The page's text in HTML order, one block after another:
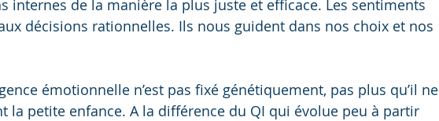
internes de la manière la plus juste et efficace. Les sentiments
décisions rationnelles. Ils nous guident dans nos choix et nos
émotionnelle n’est pas fixé génétiquement, pas plus qu’il ne
la petite enfance. A la différence du QI qui évolue peu à partir